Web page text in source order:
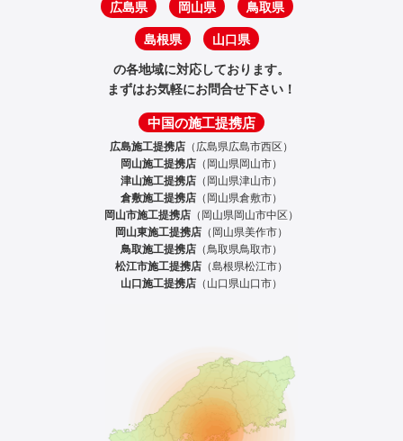
広島県 岡山県 鳥取県
島根県 山口県
の各地域に対応しております。
まずはお気軽にお問合せ下さい！
中国の施工提携店
広島施工提携店 （広島県広島市西区）
岡山施工提携店 （岡山県岡山市）
津山施工提携店 （岡山県津山市）
倉敷施工提携店 （岡山県倉敷市）
岡山市施工提携店 （岡山県岡山市中区）
岡山東施工提携店 （岡山県美作市）
鳥取施工提携店 （鳥取県鳥取市）
松江市施工提携店 （島根県松江市）
山口施工提携店 （山口県山口市）